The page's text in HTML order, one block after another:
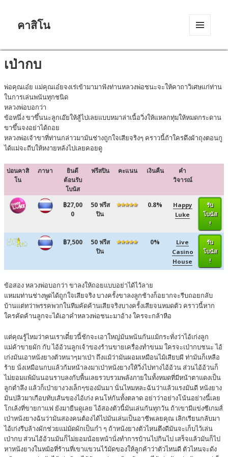
คาสิโน
AND
เป่ากบ
พ่อคุณเอ๋ย แม่คุณเอ๋ยจงเร่เข้ามามาฟังท่านหลวงพ่อชนะจะให้คาถาวิเศษแก่ท่าน
ในการเล่นพนันทุกชนิด
หลวงพ่อบอกว่า
ข้อหนึ่ง ขาขึ้นนะลูกเอ๊ยให้สู้ไปเลยแบบหมาล่าเนื้อวิ่งให้แหลกทุ่มให้หมดกระดาน
ขาขึ้นจงอย่าได้ถอย
หลวงพ่อเจ้าขาที่ท่านกล่าวมามันช่างถูกใจเสียจริงๆ คราวนี้ถ้าใครดึงผ้าถุงตอนกู
ได้แม่จะถีบให้หงายหลังไปเลยคอยดู
บ่อนคาสิ
โน
ภาษา
ยินดี
ต้อนรับ
โบนัส
ฟรีสปิน คะแนน เงินคืน
คำ
วิจารณ์
฿27,00
0
50 ฟรีส
ปิน
0.8%
Happy
Luke
รับ
โบนัส
!
฿7,500
50 ฟรีส
ปิน
0%
Live
Casino
House
รับ
โบนัส
!
ข้อสอง หลวงพ่อบอกว่า ขาลงให้ถอยแบบอย่าได้ไว้ลาย
แหมมท่านช่างพูดได้ถูกใจเสียจริง บางครั้งขาลงลูกช้างก็อยากจะรีบถอยกลับ
บ้านแต่ทว่าพรรคพวกในทีมคัดค้านเสียจริงบางครั้งเสียจนหมดตัว คราวนี้หาก
ใครคัดค้านลูกจะได้เอาคำหลวงพ่อชนะมาอ้าง ใครจะกล้าหือ
แต่คุณรู้ไหมว่าคนเราเดี๋ยวนี้ชักจะเอาใหญ่มันพนันกันแม้กระทั่งว่าไอ้เก่งลูก
แม่ค้าขายผัก กับ ไอ้อ้วนลูกเจ้าของร้านขายเครื่องทำขนม ใครจะเป่ากบชนะ ไอ้
เก่งมันเอาหนังยางตัวหนาๆมาเป่า ถึงแม้ว่ามันผอมเหมือนไม้เสียบผี ท่ามันก็เหลือ
ร้าย นั่งเหมือนกบแล้วก้มหน้าลงมาเป่าหนังยางให้วิ่งไปทางไอ้อ้วน ส่วนไอ้อ้วนก็
ไม่ยอมแพ้มันนอนราบลงกับพื้นเลยรวบรวมพลังภายในทั้งหมดที่มีหน้าตาแดงเป็น
ลูกตำลึง แล้วก็เป่ายางวงเล็กๆของมันมา นั่นไหมหละฉันว่าแล้วแรงมันดี หนังยาง
มันปลิวมาเกือบทับเส้นของไอ้เก่ง คนโห่กันทั้งตลาด อย่าว่าอย่างโน้นอย่างนี้เลย
โกเล้งที่ขายกาแฟ ยังมายืนดูเลย ไอ้สองตัวนี้มันเล่นกันทุกวัน ถ้าเขามีแข่งซีเกมส์
เป่าหนังยางฉันว่ามันสองคนต้องได้ไปมันเล่นเป็นอาชีพเลยคุณ เลิกเรียนกลับมา
ไอ้เก่งรีบล้างผักช่วยแม่มัดผักเป็นกำ ๆ ถ้าหนังยางตัวไหนตึงดีมันจะเก็บไว้เล่น
เป่ากบ ส่วนไอ้อ้วนมันก็ไม่ยอมน้อยหน้านั่งทำการบ้านไปกินไป เสร็จแล้วมันก็ไป
หาหนังยางในหม้อที่ร้านที่เขาแขวนไว้มัดของให้ลูกค้าว่าตัวไหนดี ตัวไหนจะดัง